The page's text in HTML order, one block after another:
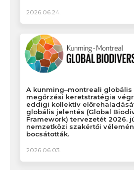
2026.06.24.
A kunming–montreali
megőrzési keretstratégia
eddigi kollektív
globális jelentés (Global
Framework) tervezetét 2026.
nemzetközi szakértői
bocsátották.
2026.06.03.